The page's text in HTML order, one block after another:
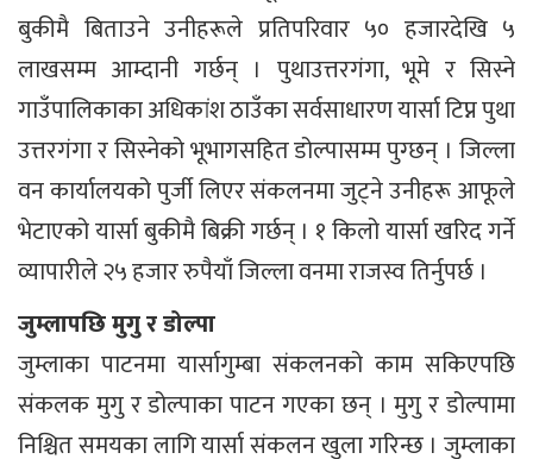
बुकीमै बिताउने उनीहरूले प्रतिपरिवार ५० हजारदेखि ५
लाखसम्म आम्दानी गर्छन् । पुथाउत्तरगंगा, भूमे र सिस्ने
गाउँपालिकाका अधिकांश ठाउँका सर्वसाधारण यार्सा टिप्न पुथा
उत्तरगंगा र सिस्नेको भूभागसहित डोल्पासम्म पुग्छन् । जिल्ला
वन कार्यालयको पुर्जी लिएर संकलनमा जुट्ने उनीहरू आफूले
भेटाएको यार्सा बुकीमै बिक्री गर्छन् । १ किलो यार्सा खरिद गर्ने
व्यापारीले २५ हजार रुपैयाँ जिल्ला वनमा राजस्व तिर्नुपर्छ ।
जुम्लापछि मुगु र डोल्पा
जुम्लाका पाटनमा यार्सागुम्बा संकलनको काम सकिएपछि
संकलक मुगु र डोल्पाका पाटन गएका छन् । मुगु र डोल्पामा
निश्चित समयका लागि यार्सा संकलन खुला गरिन्छ । जुम्लाका